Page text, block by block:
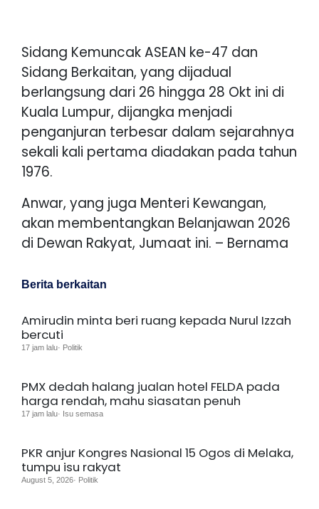
Sidang Kemuncak ASEAN ke-47 dan
Sidang Berkaitan, yang dijadual
berlangsung dari 26 hingga 28 Okt ini di
Kuala Lumpur, dijangka menjadi
penganjuran terbesar dalam sejarahnya
sekali kali pertama diadakan pada tahun
1976.
Anwar, yang juga Menteri Kewangan,
akan membentangkan Belanjawan 2026
di Dewan Rakyat, Jumaat ini. – Bernama
Berita berkaitan
Amirudin minta beri ruang kepada Nurul Izzah
bercuti
17 jam lalu· Politik
PMX dedah halang jualan hotel FELDA pada
harga rendah, mahu siasatan penuh
17 jam lalu· Isu semasa
PKR anjur Kongres Nasional 15 Ogos di Melaka,
tumpu isu rakyat
August 5, 2026· Politik